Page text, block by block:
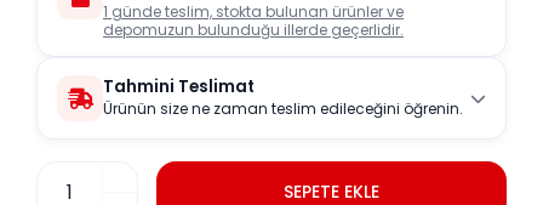
1 günde teslim, stokta bulunan ürünler ve
depomuzun bulunduğu illerde geçerlidir.
Tahmini Teslimat
Ürünün size ne zaman teslim edileceğini öğrenin.
SEPETE EKLE